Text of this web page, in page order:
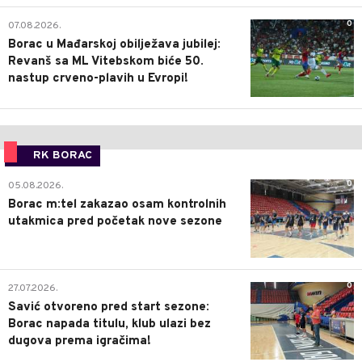
0
07.08.2026.
Borac u Mađarskoj obilježava jubilej:
Revanš sa ML Vitebskom biće 50.
nastup crveno-plavih u Evropi!
RK BORAC
0
05.08.2026.
Borac m:tel zakazao osam kontrolnih
utakmica pred početak nove sezone
0
27.07.2026.
Savić otvoreno pred start sezone:
Borac napada titulu, klub ulazi bez
dugova prema igračima!